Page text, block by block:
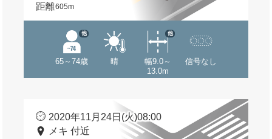
距離605m
65～74歳
他
晴
幅9.0～
13.0m
他
信号なし
2020年11月24日(火)08:00
メキ 付近